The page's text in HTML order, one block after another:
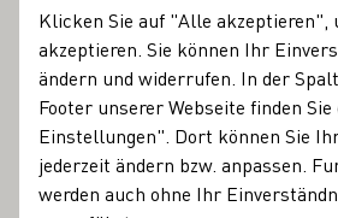
Die Weingärtner der
haben aus einem früher eher
Gebäude mit großzügigen
Ausblick auf das Neckartal
modern und selbstbewusst, offen
Perspektiven, mit elegant
Klicken Sie auf "Alle akzeptieren",
akzeptieren. Sie können Ihr
ändern und widerrufen. In der
Footer unserer Webseite finden
Einstellungen". Dort können Sie
jederzeit ändern bzw. anpassen.
werden auch ohne Ihr